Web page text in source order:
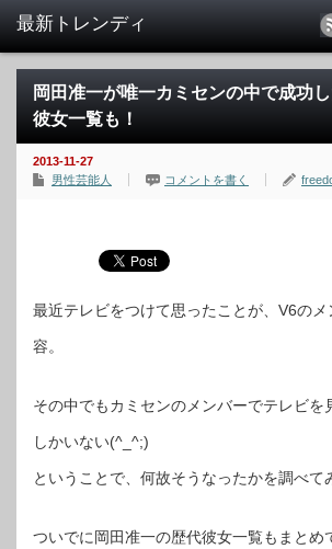
岡田准一が唯一カミセンの中で成功
彼女一覧も！
2013-11-27
男性芸能人
コメントを書く
最近テレビをつけて思ったことが、V6のメ
容。
その中でもカミセンのメンバーでテレビを
しかいない(^_^;)
ということで、何故そうなったかを調べて
ついでに岡田准一の歴代彼女一覧もまとめ